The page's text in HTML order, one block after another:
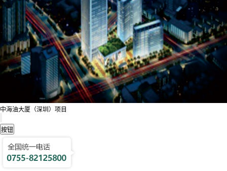
中海油大厦（深圳）项目